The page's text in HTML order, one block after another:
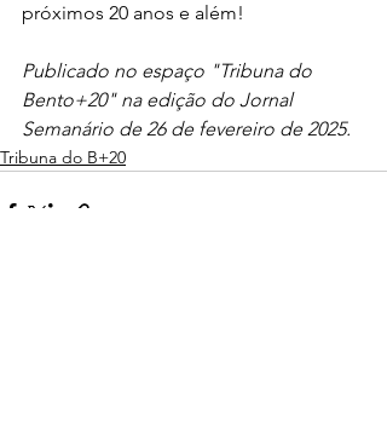
próximos 20 anos e além!
Publicado no espaço "Tribuna do
Bento+20" na edição do Jornal
Semanário de 26 de fevereiro de 2025.
Tribuna do B+20